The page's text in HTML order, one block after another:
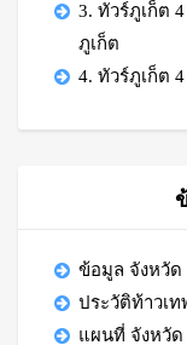
3. ทัวร์ภูเก็ต
ภูเก็ต
4. ทัวร์ภูเก็ต
ข้อมูล จังหวัด
ประวัติท้าวเ
แผนที่ จังหวัด